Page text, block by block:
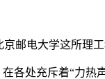
邮电大学这所理
各处充斥着“力